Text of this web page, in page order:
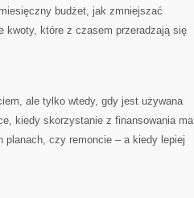
budżet, jak zmniejszać
kwoty, które z czasem przeradzają się
ale tylko wtedy, gdy jest używana
kiedy skorzystanie z finansowania ma
planach, czy remoncie – a kiedy lepiej